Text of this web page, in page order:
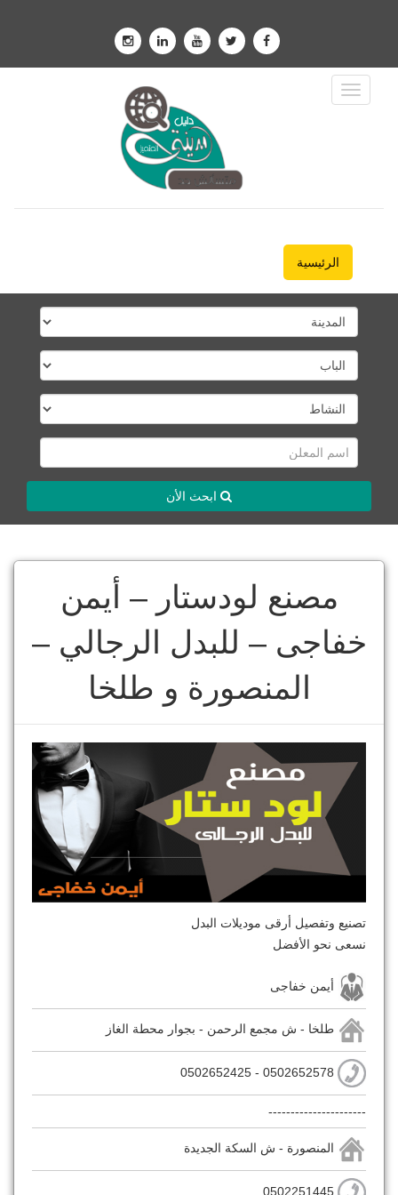
Toggle
Navigation
الرئيسية
ابحث الأن
مصنع لودستار – أيمن
خفاجى – للبدل الرجالي –
المنصورة و طلخا
تصنيع وتفصيل أرقى موديلات البدل
نسعى نحو الأفضل
أيمن خفاجى
طلخا - ش مجمع الرحمن - بجوار محطة الغاز
----------------------
المنصورة - ش السكة الجديدة